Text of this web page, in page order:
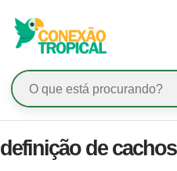
definição de cachos